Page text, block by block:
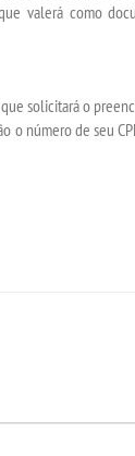
valerá como
solicitará o
o número de seu